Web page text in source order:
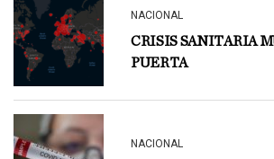
NACIONAL
CRISIS SANITARIA
PUERTA
NACIONAL